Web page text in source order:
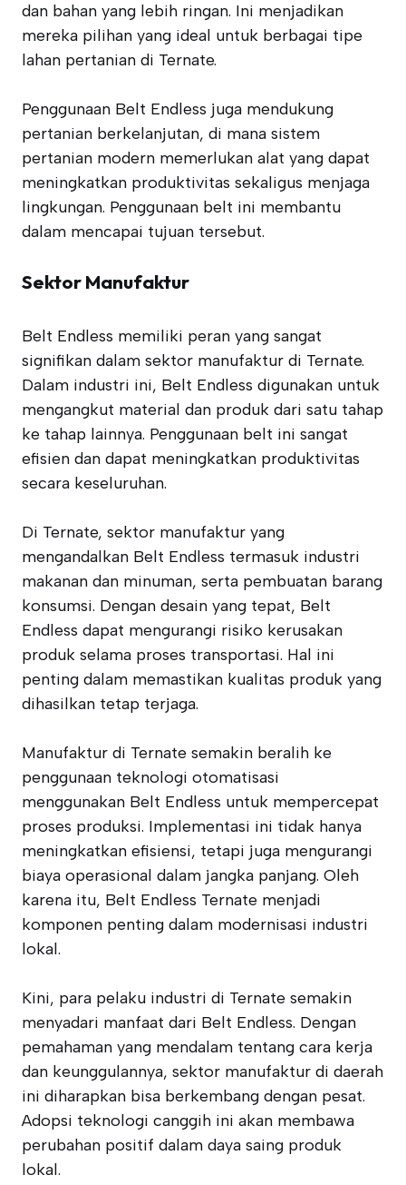
dan bahan yang lebih ringan. Ini menjadikan
mereka pilihan yang ideal untuk berbagai tipe
lahan pertanian di Ternate.
Penggunaan Belt Endless juga mendukung
pertanian berkelanjutan, di mana sistem
pertanian modern memerlukan alat yang dapat
meningkatkan produktivitas sekaligus menjaga
lingkungan. Penggunaan belt ini membantu
dalam mencapai tujuan tersebut.
Sektor Manufaktur
Belt Endless memiliki peran yang sangat
signifikan dalam sektor manufaktur di Ternate.
Dalam industri ini, Belt Endless digunakan untuk
mengangkut material dan produk dari satu tahap
ke tahap lainnya. Penggunaan belt ini sangat
efisien dan dapat meningkatkan produktivitas
secara keseluruhan.
Di Ternate, sektor manufaktur yang
mengandalkan Belt Endless termasuk industri
makanan dan minuman, serta pembuatan barang
konsumsi. Dengan desain yang tepat, Belt
Endless dapat mengurangi risiko kerusakan
produk selama proses transportasi. Hal ini
penting dalam memastikan kualitas produk yang
dihasilkan tetap terjaga.
Manufaktur di Ternate semakin beralih ke
penggunaan teknologi otomatisasi
menggunakan Belt Endless untuk mempercepat
proses produksi. Implementasi ini tidak hanya
meningkatkan efisiensi, tetapi juga mengurangi
biaya operasional dalam jangka panjang. Oleh
karena itu, Belt Endless Ternate menjadi
komponen penting dalam modernisasi industri
lokal.
Kini, para pelaku industri di Ternate semakin
menyadari manfaat dari Belt Endless. Dengan
pemahaman yang mendalam tentang cara kerja
dan keunggulannya, sektor manufaktur di daerah
ini diharapkan bisa berkembang dengan pesat.
Adopsi teknologi canggih ini akan membawa
perubahan positif dalam daya saing produk
lokal.